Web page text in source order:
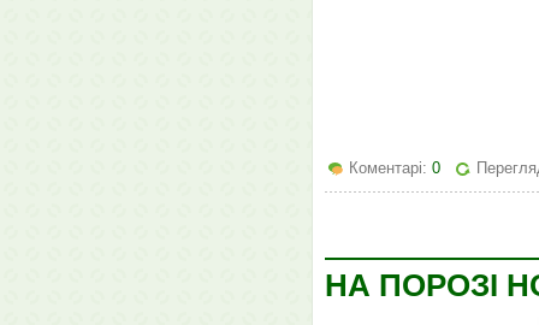
Коментарі: 0
НА ПОРОЗІ